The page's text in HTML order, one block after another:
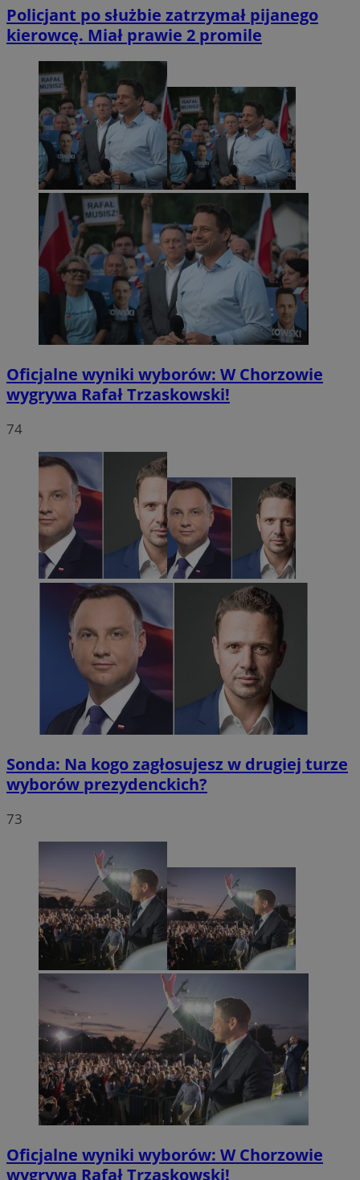
Policjant po służbie zatrzymał pijanego
kierowcę. Miał prawie 2 promile
Oficjalne wyniki wyborów: W Chorzowie
wygrywa Rafał Trzaskowski!
74
Sonda: Na kogo zagłosujesz w drugiej turze
wyborów prezydenckich?
73
Oficjalne wyniki wyborów: W Chorzowie
wygrywa Rafał Trzaskowski!